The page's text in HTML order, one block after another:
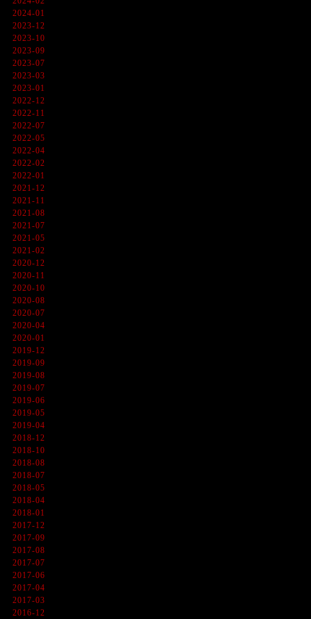
2024-01
2023-12
2023-10
2023-09
2023-07
2023-03
2023-01
2022-12
2022-11
2022-07
2022-05
2022-04
2022-02
2022-01
2021-12
2021-11
2021-08
2021-07
2021-05
2021-02
2020-12
2020-11
2020-10
2020-08
2020-07
2020-04
2020-01
2019-12
2019-09
2019-08
2019-07
2019-06
2019-05
2019-04
2018-12
2018-10
2018-08
2018-07
2018-05
2018-04
2018-01
2017-12
2017-09
2017-08
2017-07
2017-06
2017-04
2017-03
2016-12